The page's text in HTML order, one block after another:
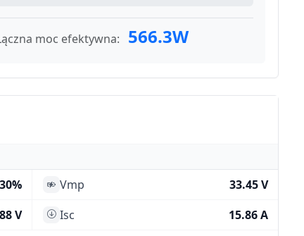
moc efektywna: 566.3W
Vmp
33.45 V
V Isc
15.86 A